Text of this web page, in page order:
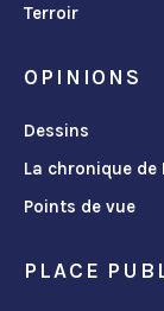
Terroir
OPINIONS
Dessins
La chronique de
Points de vue
PLACE